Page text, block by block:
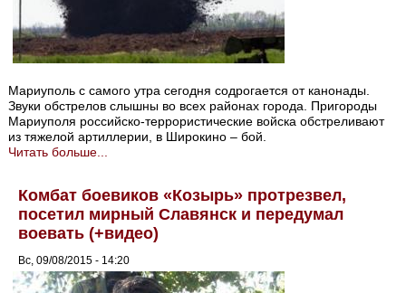
Мариуполь с самого утра сегодня содрогается от канонады.
Звуки обстрелов слышны во всех районах города. Пригороды
Мариуполя российско-террористические войска обстреливают
из тяжелой артиллерии, в Широкино – бой.
Читать больше...
Комбат боевиков «Козырь» протрезвел,
посетил мирный Славянск и передумал
воевать (+видео)
Вс, 09/08/2015 - 14:20